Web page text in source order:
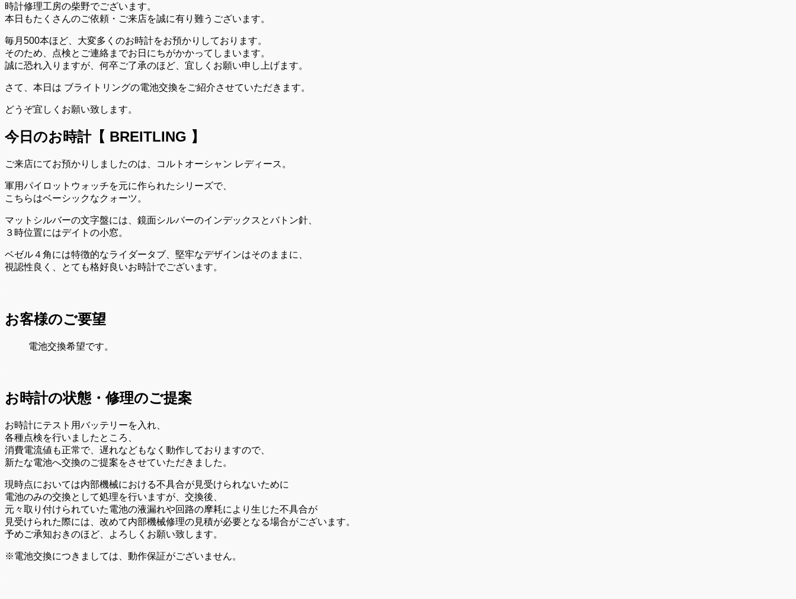
時計修理工房の柴野でございます。
本日もたくさんのご依頼・ご来店を誠に有り難うございます。
毎月500本ほど、大変多くのお時計をお預かりしております。
そのため、点検とご連絡までお日にちがかかってしまいます。
誠に恐れ入りますが、何卒ご了承のほど、宜しくお願い申し上げます。
さて、本日は ブライトリングの電池交換をご紹介させていただきます。
どうぞ宜しくお願い致します。
今日のお時計【 BREITLING 】
ご来店にてお預かりしましたのは、コルトオーシャン レディース。
軍用パイロットウォッチを元に作られたシリーズで、
こちらはベーシックなクォーツ。
マットシルバーの文字盤には、鏡面シルバーのインデックスとバトン針、
３時位置にはデイトの小窓。
ベゼル４角には特徴的なライダータブ、堅牢なデザインはそのままに、
視認性良く、とても格好良いお時計でございます。
お客様のご要望
電池交換希望です。
お時計の状態・修理のご提案
お時計にテスト用バッテリーを入れ、
各種点検を行いましたところ、
消費電流値も正常で、遅れなどもなく動作しておりますので、
新たな電池へ交換のご提案をさせていただきました。
現時点においては内部機械における不具合が見受けられないために
電池のみの交換として処理を行いますが、交換後、
元々取り付けられていた電池の液漏れや回路の摩耗により生じた不具合が
見受けられた際には、改めて内部機械修理の見積が必要となる場合がございます。
予めご承知おきのほど、よろしくお願い致します。
※電池交換につきましては、動作保証がございません。